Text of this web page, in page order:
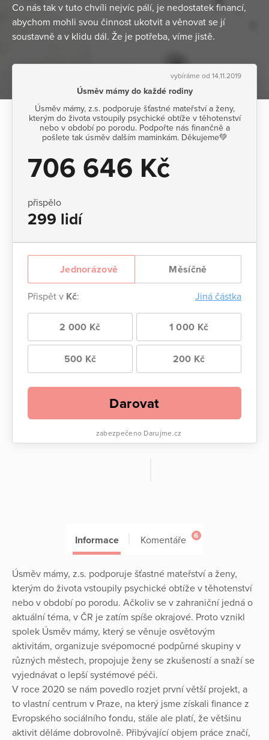
Co nás tak v tuto chvíli nejvíc pálí, je nedostatek financí,
abychom mohli svou činnost ukotvit a věnovat se jí
soustavně a v klidu dál. Že je potřeba, víme jistě.
vybíráme od 14.11.2019
Úsměv mámy do každé rodiny
Úsměv mámy, z.s. podporuje šťastné mateřství a ženy,
kterým do života vstoupily psychické obtíže v těhotenství
nebo v období po porodu. Podpořte nás finančně a
pošlete tak úsměv dalším maminkám. Děkujeme💚
706 646 Kč
přispělo
299 lidí
Jednorázově Měsíčně
Přispět v Kč: Jiná částka
2 000 Kč 1 000 Kč
500 Kč 200 Kč
Darovat
zabezpečeno Darujme.cz
Informace Komentáře 6
Úsměv mámy, z.s. podporuje šťastné mateřství a ženy,
kterým do života vstoupily psychické obtíže v těhotenství
nebo v období po porodu. Ačkoliv se v zahraniční jedná o
aktuální téma, v ČR je zatím spíše okrajové. Proto vznikl
spolek Úsměv mámy, který se věnuje osvětovým
aktivitám, organizuje svépomocné podpůrné skupiny v
různých městech, propojuje ženy se zkušeností a snaží se
vyjednávat o lepší systémové péči.
V roce 2020 se nám povedlo rozjet první větší projekt, a
to vlastní centrum v Praze, na který jsme získali finance z
Evropského sociálního fondu, stále ale platí, že většinu
aktivit děláme dobrovolně. Přibývající objem práce značí,